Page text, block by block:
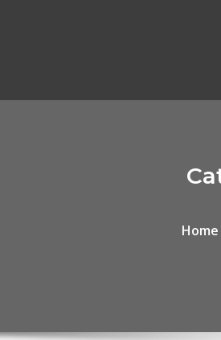
Home